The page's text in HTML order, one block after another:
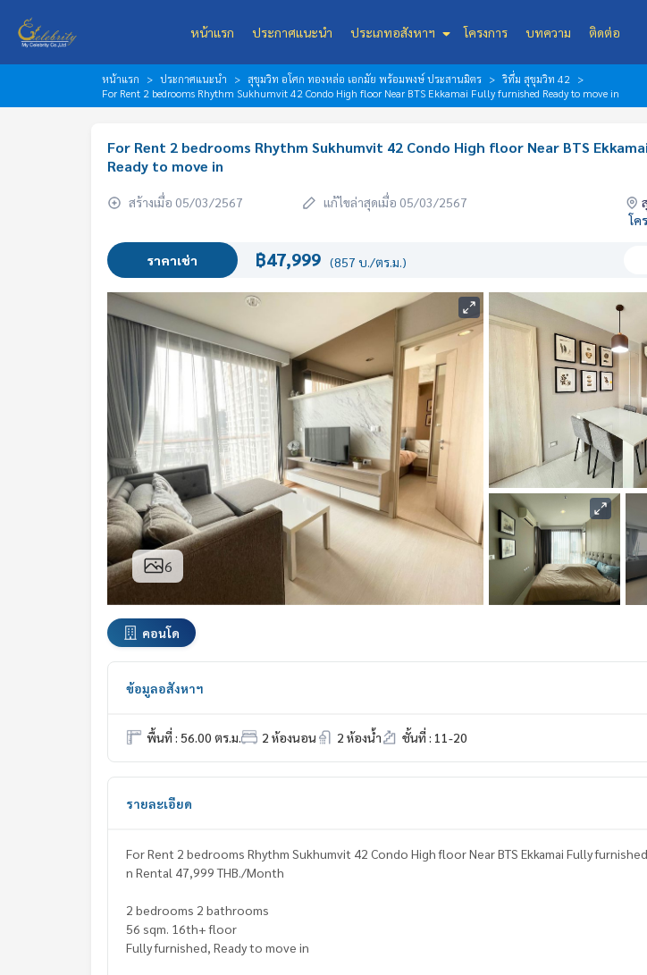
หน้าแรก ประกาศแนะนำ ประเภทอสังหาฯ โครงการ บทความ ติดต่อ
หน้าแรก ประกาศแนะนำ สุขุมวิท อโศก ทองหล่อ เอกมัย พร้อมพงษ์ ประสานมิตร
ริทึ่ม สุขุมวิท 42
For Rent 2 bedrooms Rhythm Sukhumvit 42 Condo High floor Near BTS Ekkamai Fully furnished Ready to move in
For Rent 2 bedrooms Rhythm Sukhumvit 42 Condo High floor Near BTS
Ready to move in
สร้างเมื่อ 05/03/2567 แก้ไขล่าสุดเมื่อ 05/03/2567
โค
ราคาเช่า ฿47,999 (857 บ./ตร.ม.)
6
คอนโด
ข้อมูลอสังหาฯ
พื้นที่ : 56.00 ตร.ม. 2 ห้องนอน 2 ห้องน้ำ ชั้นที่ : 11-20
รายละเอียด
For Rent 2 bedrooms Rhythm Sukhumvit 42 Condo High floor Near BTS Ekkamai Fully
n Rental 47,999 THB./Month
2 bedrooms 2 bathrooms
56 sqm. 16th+ floor
Fully furnished, Ready to move in